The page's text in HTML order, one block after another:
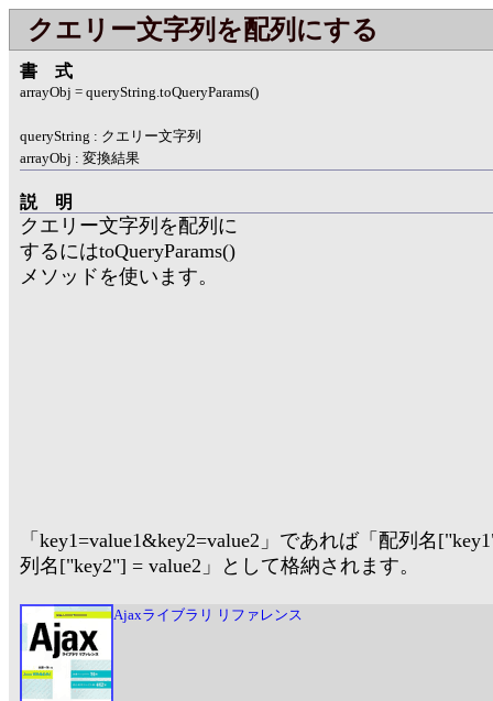
クエリー文字列を配列にする
書式
arrayObj = queryString.toQueryParams()
queryString : クエリー文字列
arrayObj : 変換結果
説明
クエリー文字列を配列に
するにはtoQueryParams()
メソッドを使います。
「key1=value1&key2=value2」であれば「配列名
列名["key2"] = value2」として格納されます。
Ajaxライブラリ リファレンス